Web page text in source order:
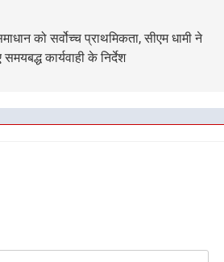
को सर्वोच्च प्राथमिकता, सीएम धामी ने
कार्यवाही के निर्देश